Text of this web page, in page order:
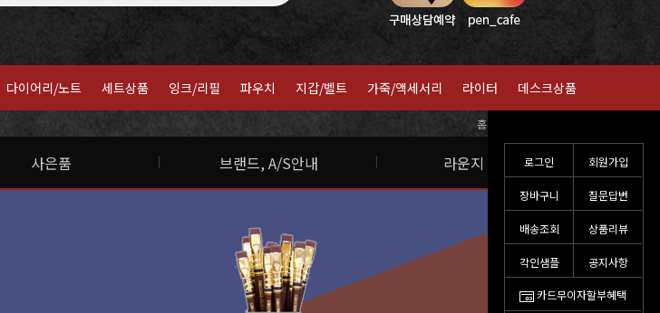
로그인 회원가입
장바구니 질문답변
배송조회 상품리뷰
각인샘플 공지사항
카드무이자할부혜택
다이어리/노트 세트상품 잉크/리필 파우치 지갑/벨트 가죽/액세서리 라이터 데스크상품
홈
사은품 브랜드, A/S안내 라운지 스토리